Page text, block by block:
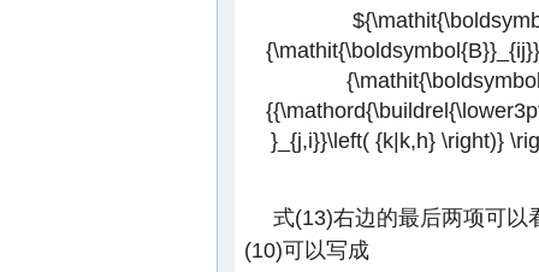
}_{j,i}}\left( {k|k,h} \right)}
式(13)右边的最后两项可以
(10)可以写成